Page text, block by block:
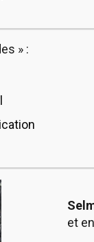
» :
et